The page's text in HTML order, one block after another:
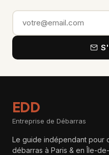
Email
EDD
Entreprise de Débarras
Le guide indépendant pour
débarras à Paris & en Île-